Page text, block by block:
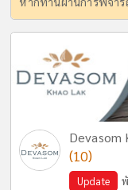
Devasom
(10)
Update